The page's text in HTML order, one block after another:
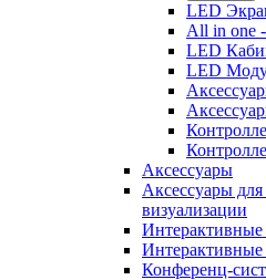
LED
All in one
LED
LED
Аксессуары
Аксессуары
визуализации
Интерактивные
Конференц-